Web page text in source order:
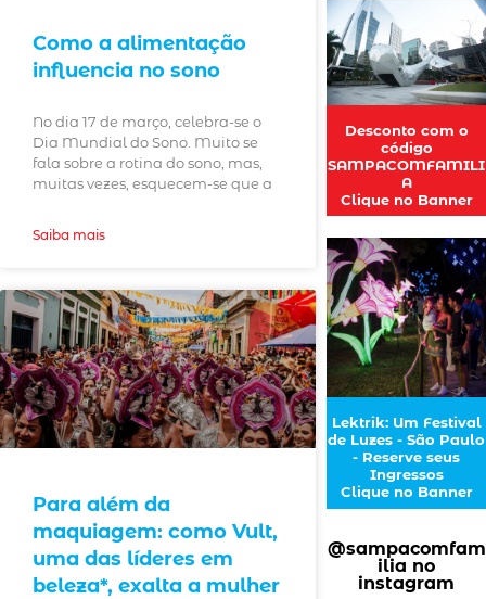
Como a alimentação
influencia no sono
No dia 17 de março, celebra-se o
Dia Mundial do Sono. Muito se
fala sobre a rotina do sono, mas,
muitas vezes, esquecem-se que a
Saiba mais
Para além da
maquiagem: como Vult,
uma das líderes em
beleza*, exalta a mulher
Desconto com o
código
SAMPACOMFAMILI
A
Clique no Banner
Lektrik: Um Festival
de Luzes - São Paulo
- Reserve seus
Ingressos
Clique no Banner
@sampacomfam
ilia no
instagram